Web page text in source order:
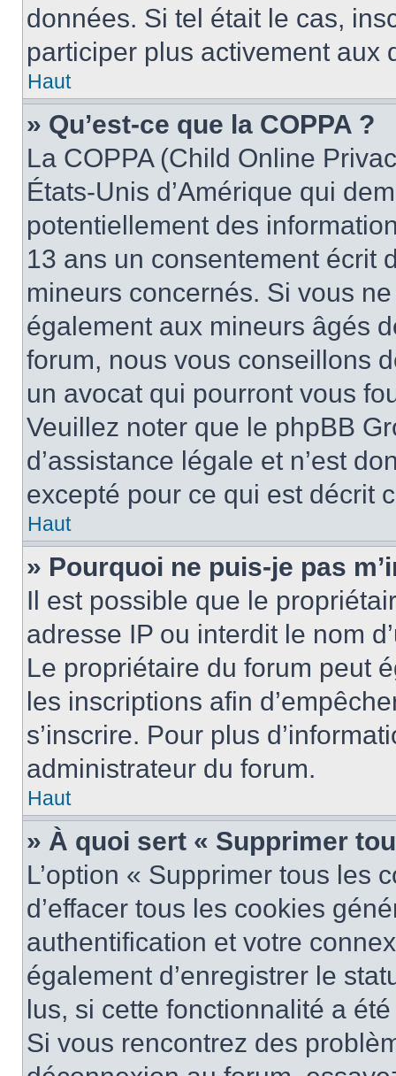
données. Si tel était le cas,
participer plus activement aux
Haut
» Qu’est-ce que la COPPA ?
La COPPA (Child Online
États-Unis d’Amérique qui
potentiellement des
13 ans un consentement écrit
mineurs concernés. Si vous
également aux mineurs âgés
forum, nous vous conseillons
un avocat qui pourront vous
Veuillez noter que le phpBB
d’assistance légale et n’est
excepté pour ce qui est décrit
Haut
» Pourquoi ne puis-je pas
Il est possible que le
adresse IP ou interdit le nom
Le propriétaire du forum peut
les inscriptions afin
s’inscrire. Pour plus
administrateur du forum.
Haut
» À quoi sert « Supprimer
L’option « Supprimer tous les
d’effacer tous les cookies
authentification et votre
également d’enregistrer le
lus, si cette fonctionnalité a
Si vous rencontrez des